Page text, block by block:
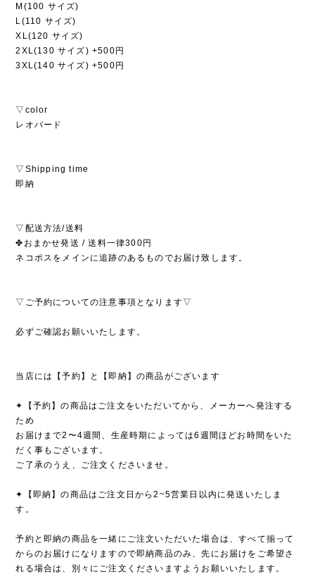
M(100 サイズ)
L(110 サイズ)
XL(120 サイズ)
2XL(130 サイズ) +500円
3XL(140 サイズ) +500円
▽color
レオパード
▽Shipping time
即納
▽配送方法/送料
✤おまかせ発送 / 送料一律300円
ネコポスをメインに追跡のあるものでお届け致します。
▽ご予約についての注意事項となります▽
必ずご確認お願いいたします。
当店には【予約】と【即納】の商品がございます
✦【予約】の商品はご注文をいただいてから、メーカーへ発注する
ため
お届けまで2〜4週間、生産時期によっては6週間ほどお時間をいた
だく事もございます。
ご了承のうえ、ご注文くださいませ。
✦【即納】の商品はご注文日から2~5営業日以内に発送いたしま
す。
予約と即納の商品を一緒にご注文いただいた場合は、すべて揃って
からのお届けになりますので即納商品のみ、先にお届けをご希望さ
れる場合は、別々にご注文くださいますようお願いいたします。